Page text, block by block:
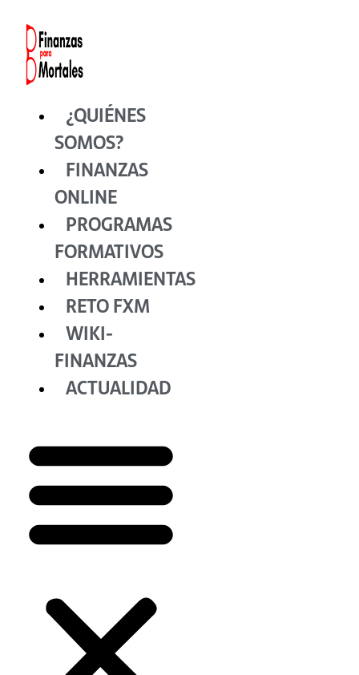
contenido
¿QUIÉNES
SOMOS?
FINANZAS
ONLINE
PROGRAMAS
FORMATIVOS
HERRAMIENTAS
RETO FXM
WIKI-
FINANZAS
ACTUALIDAD